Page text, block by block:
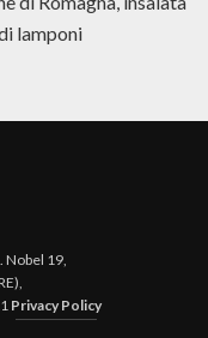
lamponi
Nobel 19,
Privacy Policy